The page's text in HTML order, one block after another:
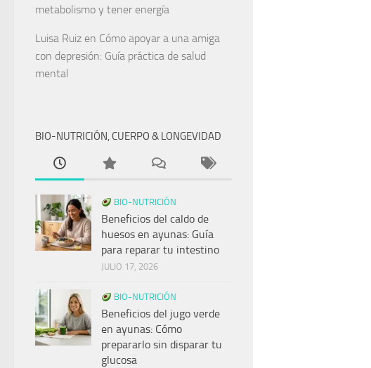
metabolismo y tener energía
Luisa Ruiz en Cómo apoyar a una amiga
con depresión: Guía práctica de salud
mental
BIO-NUTRICIÓN, CUERPO & LONGEVIDAD
BIO-NUTRICIÓN
Beneficios del caldo de
huesos en ayunas: Guía
para reparar tu intestino
JULIO 17, 2026
BIO-NUTRICIÓN
Beneficios del jugo verde
en ayunas: Cómo
prepararlo sin disparar tu
glucosa